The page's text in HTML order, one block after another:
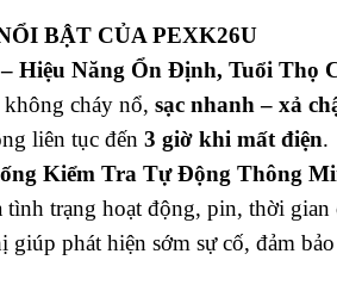
BẬT CỦA PEXK26U
– Hiệu Năng Ổn Định, Tuổi Thọ
cháy nổ, sạc nhanh – xả
liên tục đến 3 giờ khi mất điện.
Kiểm Tra Tự Động Thông
trạng hoạt động, pin, thời gian
giúp phát hiện sớm sự cố, đảm